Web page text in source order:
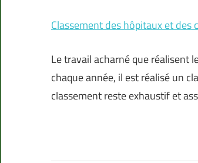
Classement des hôpitaux et des
Le travail acharné que réalisent
chaque année, il est réalisé un
classement reste exhaustif et